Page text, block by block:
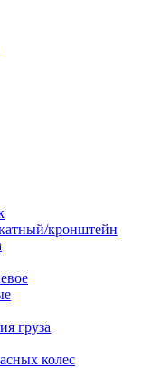
кронштейн
груза
колес